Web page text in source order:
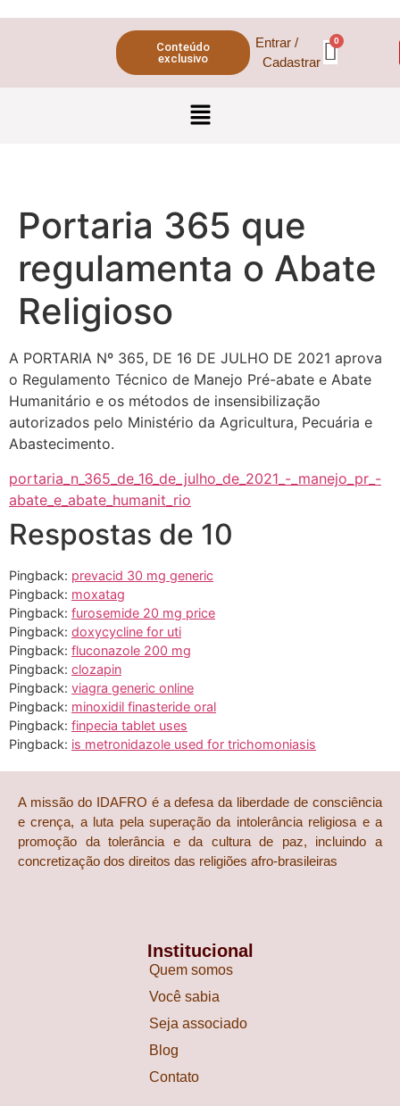
Conteúdo
exclusivo
Entrar /
Cadastrar
Portaria 365 que
regulamenta o Abate
Religioso
A PORTARIA Nº 365, DE 16 DE JULHO DE 2021 aprova
o Regulamento Técnico de Manejo Pré-abate e Abate
Humanitário e os métodos de insensibilização
autorizados pelo Ministério da Agricultura, Pecuária e
Abastecimento.
portaria_n_365_de_16_de_julho_de_2021_-_manejo_pr_-
abate_e_abate_humanit_rio
Respostas de 10
Pingback: prevacid 30 mg generic
Pingback: moxatag
Pingback: furosemide 20 mg price
Pingback: doxycycline for uti
Pingback: fluconazole 200 mg
Pingback: clozapin
Pingback: viagra generic online
Pingback: minoxidil finasteride oral
Pingback: finpecia tablet uses
Pingback: is metronidazole used for trichomoniasis
A missão do IDAFRO é a defesa da liberdade de consciência
e crença, a luta pela superação da intolerância religiosa e a
promoção da tolerância e da cultura de paz, incluindo a
concretização dos direitos das religiões afro-brasileiras
Institucional
Quem somos
Você sabia
Seja associado
Blog
Contato